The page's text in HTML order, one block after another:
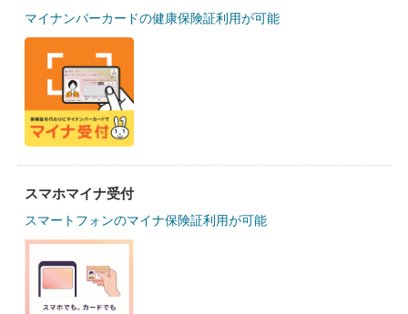
マイナンバーカードの健康保険証利用が可能
スマホマイナ受付
スマートフォンのマイナ保険証利用が可能